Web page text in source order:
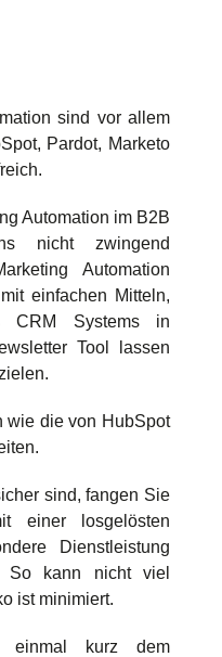
sind vor allem
Pardot, Marketo
Automation im B2B
nicht zwingend
Automation
einfachen Mitteln,
CRM Systems in
Tool lassen
wie die von HubSpot
sind, fangen Sie
einer losgelösten
Dienstleistung
So kann nicht viel
ist minimiert.
einmal kurz dem